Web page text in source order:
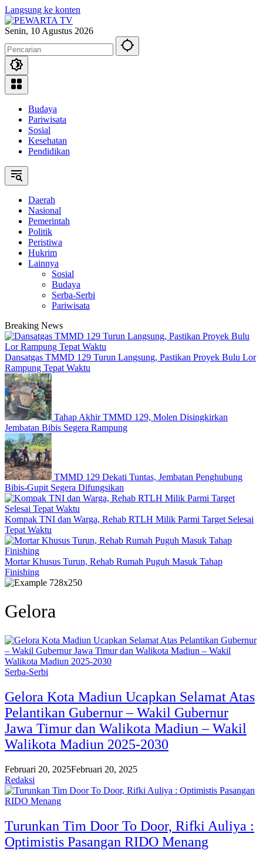
Langsung ke konten
Senin, 10 Agustus 2026
Budaya
Pariwisata
Sosial
Kesehatan
Pendidikan
Daerah
Nasional
Pemerintah
Politik
Peristiwa
Hukrim
Lainnya
Sosial
Budaya
Serba-Serbi
Pariwisata
Breaking News
Dansatgas TMMD 129 Turun Langsung, Pastikan Proyek Bulu Lor
Rampung Tepat Waktu
Tahap Akhir TMMD 129, Molen Disingkirkan
Jembatan Bibis Segera Rampung
TMMD 129 Dekati Tuntas, Jembatan Penghubung
Bibis-Gupit Segera Difungsikan
Kompak TNI dan Warga, Rehab RTLH Milik Parmi Target Selesai
Tepat Waktu
Mortar Khusus Turun, Rehab Rumah Puguh Masuk Tahap
Finishing
Gelora
Serba-Serbi
Gelora Kota Madiun Ucapkan Selamat Atas
Pelantikan Gubernur – Wakil Gubernur
Jawa Timur dan Walikota Madiun – Wakil
Walikota Madiun 2025-2030
Februari 20, 2025Februari 20, 2025
Redaksi
Turunkan Tim Door To Door, Rifki Auliya :
Optimistis Pasangan RIDO Menang